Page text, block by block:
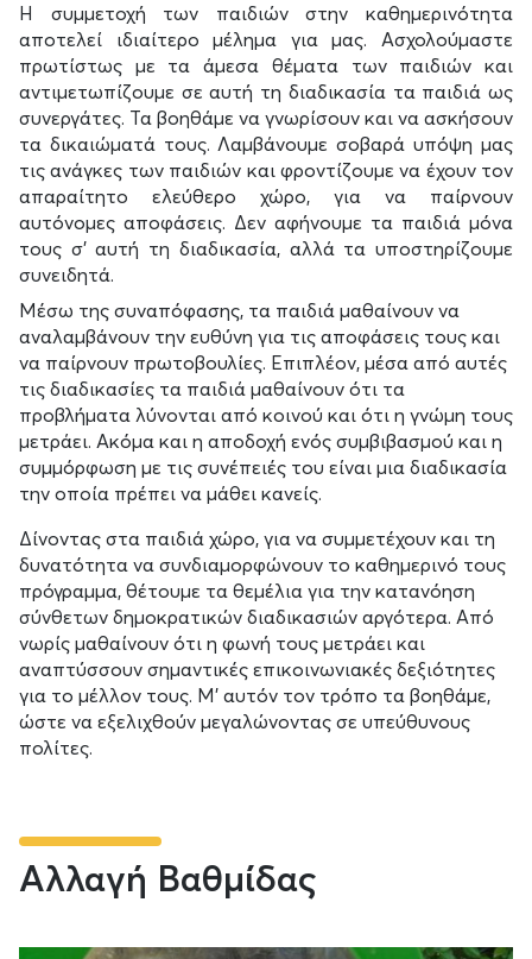
Η συμμετοχή των παιδιών στην καθημερινότητα
αποτελεί ιδιαίτερο μέλημα για μας. Ασχολούμαστε
πρωτίστως με τα άμεσα θέματα των παιδιών και
αντιμετωπίζουμε σε αυτή τη διαδικασία τα παιδιά ως
συνεργάτες. Τα βοηθάμε να γνωρίσουν και να ασκήσουν
τα δικαιώματά τους. Λαμβάνουμε σοβαρά υπόψη μας
τις ανάγκες των παιδιών και φροντίζουμε να έχουν τον
απαραίτητο ελεύθερο χώρο, για να παίρνουν
αυτόνομες αποφάσεις. Δεν αφήνουμε τα παιδιά μόνα
τους σ’ αυτή τη διαδικασία, αλλά τα υποστηρίζουμε
συνειδητά.
Μέσω της συναπόφασης, τα παιδιά μαθαίνουν να
αναλαμβάνουν την ευθύνη για τις αποφάσεις τους και
να παίρνουν πρωτοβουλίες. Επιπλέον, μέσα από αυτές
τις διαδικασίες τα παιδιά μαθαίνουν ότι τα
προβλήματα λύνονται από κοινού και ότι η γνώμη τους
μετράει. Ακόμα και η αποδοχή ενός συμβιβασμού και η
συμμόρφωση με τις συνέπειές του είναι μια διαδικασία
την οποία πρέπει να μάθει κανείς.
Δίνοντας στα παιδιά χώρο, για να συμμετέχουν και τη
δυνατότητα να συνδιαμορφώνουν το καθημερινό τους
πρόγραμμα, θέτουμε τα θεμέλια για την κατανόηση
σύνθετων δημοκρατικών διαδικασιών αργότερα. Από
νωρίς μαθαίνουν ότι η φωνή τους μετράει και
αναπτύσσουν σημαντικές επικοινωνιακές δεξιότητες
για το μέλλον τους. Μ’ αυτόν τον τρόπο τα βοηθάμε,
ώστε να εξελιχθούν μεγαλώνοντας σε υπεύθυνους
πολίτες.
Αλλαγή Βαθμίδας